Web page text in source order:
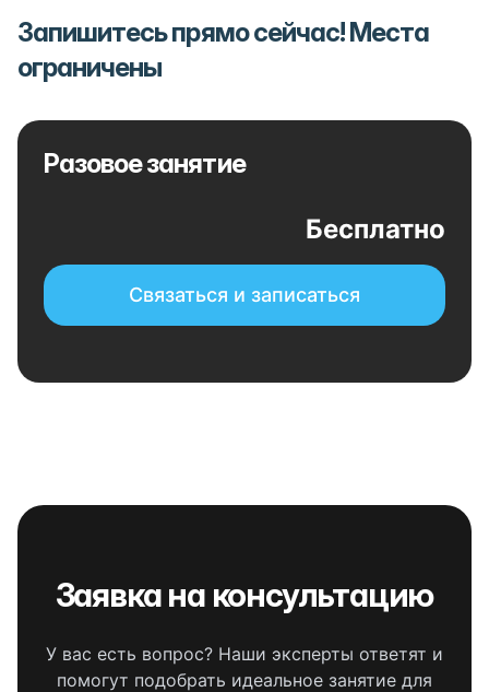
Запишитесь прямо сейчас! Места
ограничены
Разовое занятие
Бесплатно
Связаться и записаться
Заявка на консультацию
У вас есть вопрос? Наши эксперты ответят и
помогут подобрать идеальное занятие для